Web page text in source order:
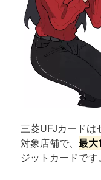
三菱UFJカードは
対象店舗で、最大
ジットカードです。